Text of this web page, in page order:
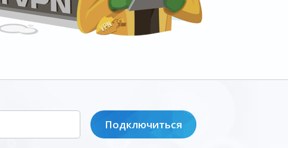
Подключиться